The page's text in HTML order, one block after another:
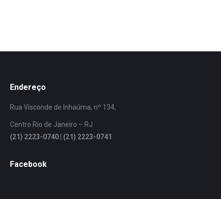
Endereço
Rua Visconde de Inhaúma, nº 134,
Centro Rio de Janeiro – RJ
(21) 2223-0740 | (21) 2223-0741
Facebook